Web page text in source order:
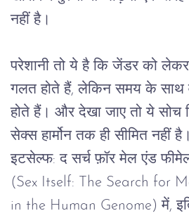
नहीं है।
परेशानी तो ये है कि जेंडर को लेकर
गलत होते हैं, लेकिन समय के साथ
होते हैं। और देखा जाए तो ये सोच
सेक्स हार्मोन तक ही सीमित नहीं है।
इटसेल्फ: द सर्च फ़ॉर मेल एंड
(Sex Itself: The Search for
in the Human Genome) में,